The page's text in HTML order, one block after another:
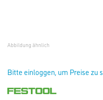
Abbildung ähnlich
Bitte einloggen, um Preise zu